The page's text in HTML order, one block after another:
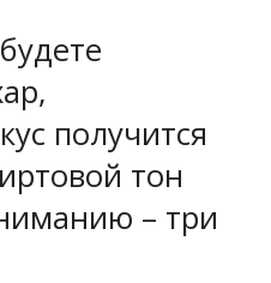
получится
тон
– три